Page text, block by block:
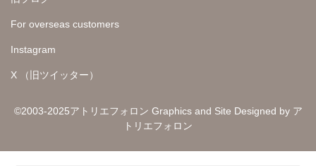
For overseas customers
Instagram
X （旧ツイッター）
©2003-2025アトリエフォロン Graphics and Site Designed by ア
トリエフォロン